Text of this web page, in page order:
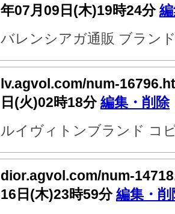
年07月09日(木)19時24分
バレンシアガ通販 ブラン
lv.agvol.com/num-
日(火)02時18分編集・削除
ルイヴィトンブランド コ
dior.agvol.com/num-
16日(木)23時59分編集・削